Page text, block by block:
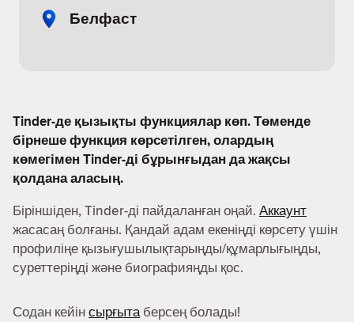
Белфаст
Tinder-де қызықты функциялар көп. Төменде
бірнеше функция көрсетілген, олардың
көмегімен Tinder-ді бұрынғыдан да жақсы
қолдана аласың.
Біріншіден, Tinder-ді пайдаланған оңай. Аккаунт
жасасаң болғаны. Қандай адам екеніңді көрсету үшін
профиліңе қызығушылықтарыңды/құмарлығыңды,
суреттеріңді және биографияңды қос.
Содан кейінсырғытаберсең болады!